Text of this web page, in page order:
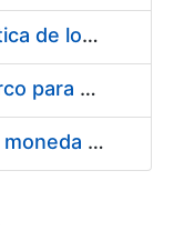
Conexión mediante Fibra Óptica de los Centros de Proceso de Datos (CPDs) de las sedes de la FNMT-RCM de Burgos y Madrid
Contratación de acuerdo marco para el Suministro de Material de Electricidad para la Fábrica Nacional de Moneda y Timbre-Real Casa de la Moneda en su centro de trabajo de Burgos
Suministro de estuches para moneda de 30 €